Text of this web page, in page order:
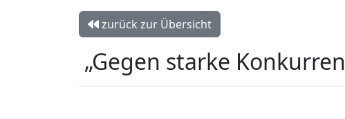
zurück zur Übersicht
„Gegen starke